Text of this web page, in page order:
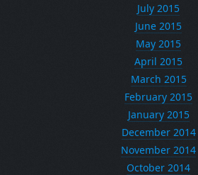
July 2015
June 2015
May 2015
April 2015
March 2015
February 2015
January 2015
December 2014
November 2014
October 2014